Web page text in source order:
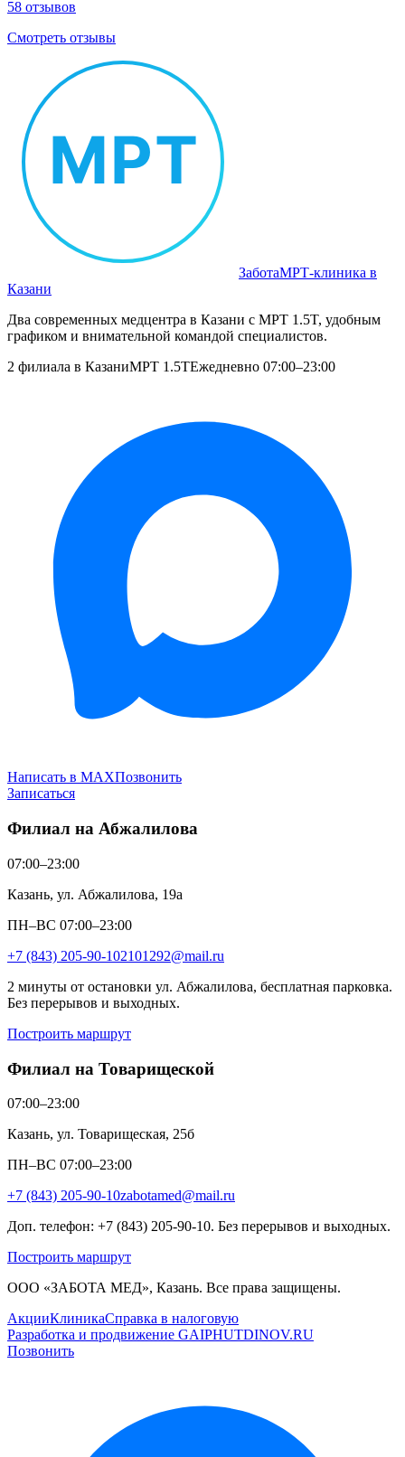
58 отзывов
Смотреть отзывы
ЗаботаМРТ‑клиника в
Казани
Два современных медцентра в Казани с МРТ 1.5T, удобным
графиком и внимательной командой специалистов.
2 филиала в КазаниМРТ 1.5TЕжедневно 07:00–23:00
Написать в MAXПозвонить
Записаться
Филиал на Абжалилова
07:00–23:00
Казань, ул. Абжалилова, 19а
ПН–ВС 07:00–23:00
+7 (843) 205-90-102101292@mail.ru
2 минуты от остановки ул. Абжалилова, бесплатная парковка.
Без перерывов и выходных.
Построить маршрут
Филиал на Товарищеской
07:00–23:00
Казань, ул. Товарищеская, 25б
ПН–ВС 07:00–23:00
+7 (843) 205-90-10zabotamed@mail.ru
Доп. телефон: +7 (843) 205-90-10. Без перерывов и выходных.
Построить маршрут
ООО «ЗАБОТА МЕД», Казань. Все права защищены.
АкцииКлиникаСправка в налоговую
Разработка и продвижение GAIPHUTDINOV.RU
Позвонить